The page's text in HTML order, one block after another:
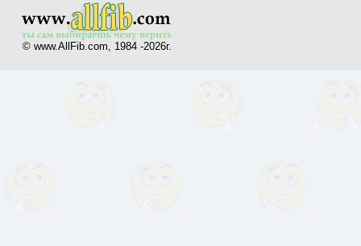
© www.AllFib.com, 1984 -2026г.